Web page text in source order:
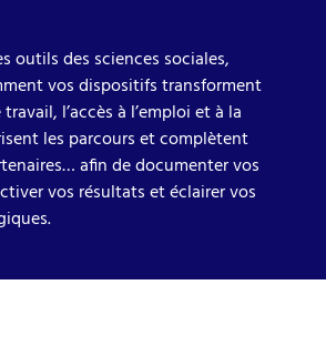
outils des sciences sociales,
vos dispositifs transforment
l’accès à l’emploi et à la
les parcours et complètent
afin de documenter vos
vos résultats et éclairer vos